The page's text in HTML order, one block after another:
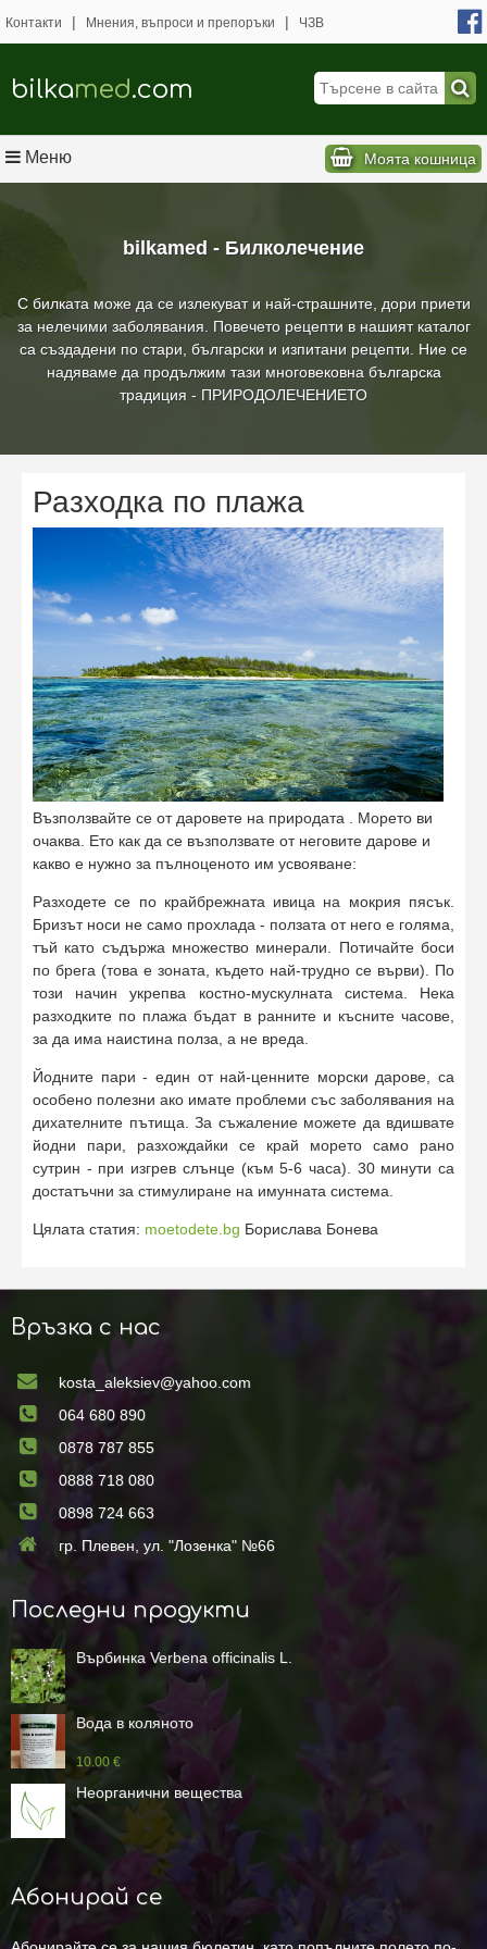
bilkamed - Билколечение
С билката може да се излекуват и най-страшните, дори приети
за нелечими заболявания. Повечето рецепти в нашият каталог
са създадени по стари, български и изпитани рецепти. Ние се
надяваме да продължим тази многовековна българска
традиция - ПРИРОДОЛЕЧЕНИЕТО
Контакти | Мнения, въпроси и препоръки | ЧЗВ
bilkamed.com
Меню Моята кошница
Разходка по плажа
Възползвайте се от даровете на природата . Морето ви
очаква. Ето как да се възползвате от неговите дарове и
какво е нужно за пълноценото им усвояване:
Разходете се по крайбрежната ивица на мокрия пясък.
Бризът носи не само прохлада - ползата от него е голяма,
тъй като съдържа множество минерали. Потичайте боси
по брега (това е зоната, където най-трудно се върви). По
този начин укрепва костно-мускулната система. Нека
разходките по плажа бъдат в ранните и късните часове,
за да има наистина полза, а не вреда.
Йодните пари - един от най-ценните морски дарове, са
особено полезни ако имате проблеми със заболявания на
дихателните пътища. За съжаление можете да вдишвате
йодни пари, разхождайки се край морето само рано
сутрин - при изгрев слънце (към 5-6 часа). 30 минути са
достатъчни за стимулиране на имунната система.
Цялата статия: moetodete.bg Борислава Бонева
Връзка с нас
kosta_aleksiev@yahoo.com
064 680 890
0878 787 855
0888 718 080
0898 724 663
гр. Плевен, ул. "Лозенка" №66
Последни продукти
Върбинка Verbena officinalis L.
Вода в коляното
10.00 €
Неорганични вещества
Абонирай се